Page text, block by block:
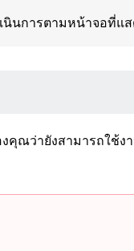
นินการตามหน้าจอที่แส
คุณว่ายังสามารถใช้ง